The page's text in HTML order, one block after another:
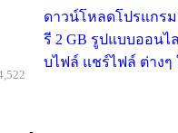
ดาวน์โหลดโปรแกรม
รี 2 GB รูปแบบออนไ
บไฟล์ แชร์ไฟล์ ต่างๆ